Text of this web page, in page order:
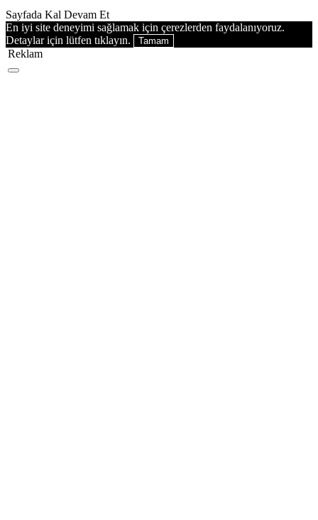
Sayfada Kal Devam Et
En iyi site deneyimi sağlamak için çerezlerden faydalanıyoruz.
Detaylar için lütfen tıklayın.
Tamam
Reklam